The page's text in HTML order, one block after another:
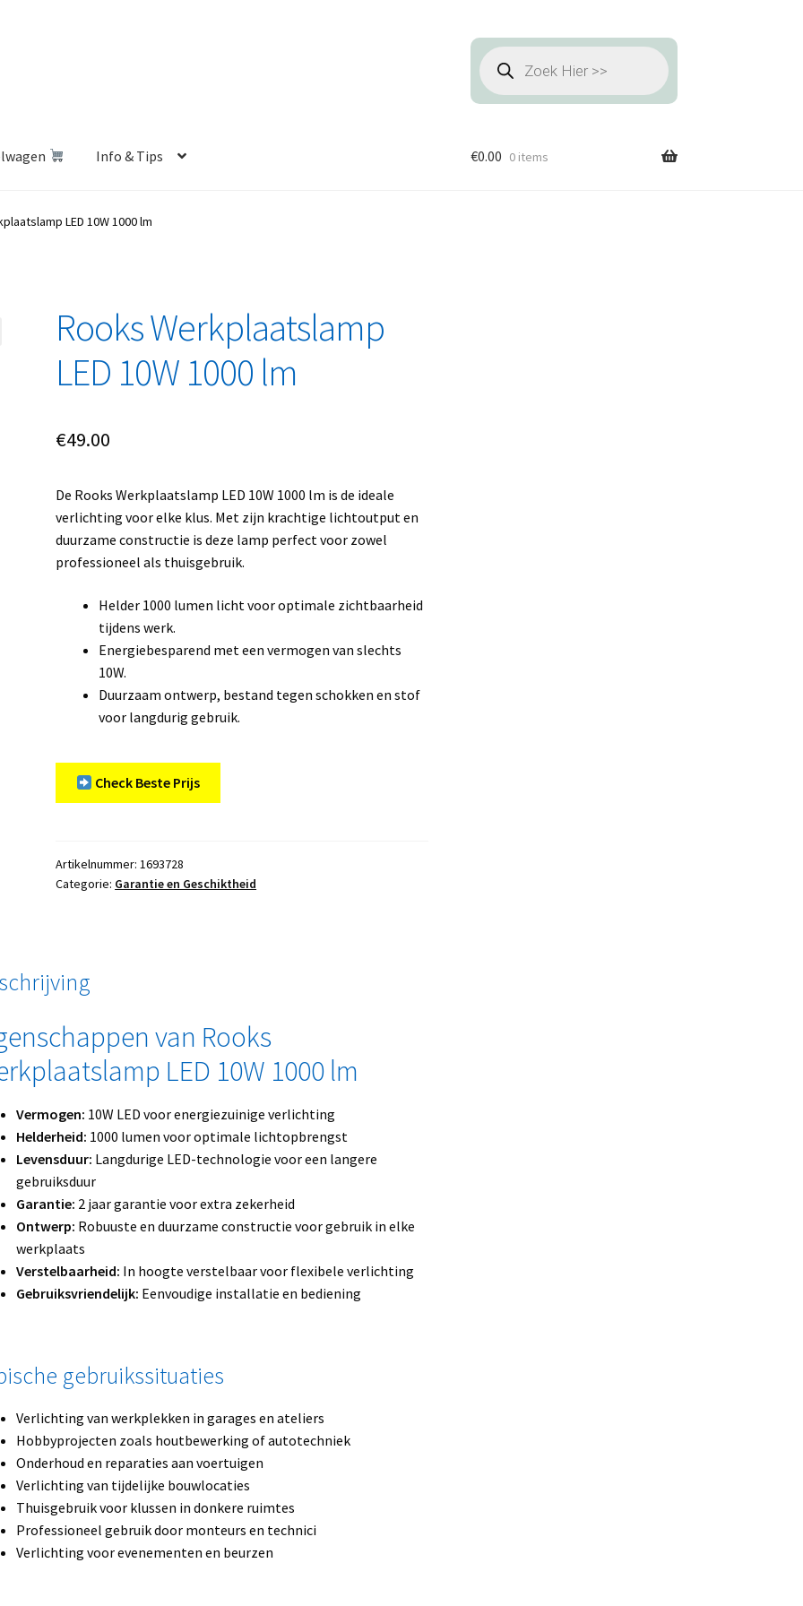
Producten
zoeken
Info & Tips
Shop Betalen en Verzenden
€0.00 0 items
LED 10W 1000 lm
Rooks Werkplaatslamp
LED 10W 1000 lm
€49.00
De Rooks Werkplaatslamp LED 10W 1000 lm is de ideale
verlichting voor elke klus. Met zijn krachtige lichtoutput en
duurzame constructie is deze lamp perfect voor zowel
professioneel als thuisgebruik.
Helder 1000 lumen licht voor optimale zichtbaarheid
tijdens werk.
Energiebesparend met een vermogen van slechts
10W.
Duurzaam ontwerp, bestand tegen schokken en stof
voor langdurig gebruik.
Check Beste Prijs
Artikelnummer:1693728
Categorie: Garantie en Geschiktheid
van Rooks
LED 10W 1000 lm
Vermogen: 10W LED voor energiezuinige verlichting
Helderheid: 1000 lumen voor optimale lichtopbrengst
Levensduur: Langdurige LED-technologie voor een langere
gebruiksduur
Garantie: 2 jaar garantie voor extra zekerheid
Ontwerp: Robuuste en duurzame constructie voor gebruik in elke
werkplaats
Verstelbaarheid: In hoogte verstelbaar voor flexibele verlichting
Gebruiksvriendelijk: Eenvoudige installatie en bediening
gebruikssituaties
Verlichting van werkplekken in garages en ateliers
Hobbyprojecten zoals houtbewerking of autotechniek
Onderhoud en reparaties aan voertuigen
Verlichting van tijdelijke bouwlocaties
Thuisgebruik voor klussen in donkere ruimtes
Professioneel gebruik door monteurs en technici
Verlichting voor evenementen en beurzen